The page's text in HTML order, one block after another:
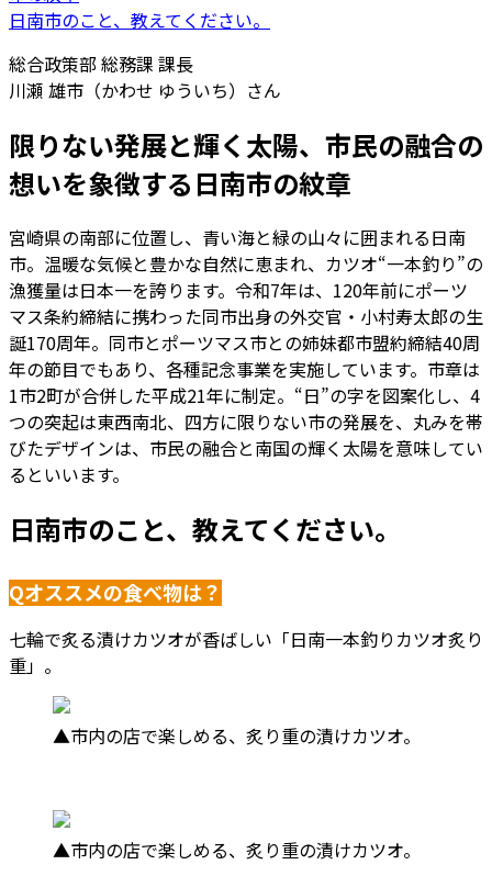
日南市のこと、教えてください。
総合政策部 総務課 課長
川瀬 雄市（かわせ ゆういち）さん
限りない発展と輝く太陽、市民の融合の
想いを象徴する日南市の紋章
宮崎県の南部に位置し、青い海と緑の山々に囲まれる日南
市。温暖な気候と豊かな自然に恵まれ、カツオ“一本釣り”の
漁獲量は日本一を誇ります。令和7年は、120年前にポーツ
マス条約締結に携わった同市出身の外交官・小村寿太郎の生
誕170周年。同市とポーツマス市との姉妹都市盟約締結40周
年の節目でもあり、各種記念事業を実施しています。市章は
1市2町が合併した平成21年に制定。“日”の字を図案化し、4
つの突起は東西南北、四方に限りない市の発展を、丸みを帯
びたデザインは、市民の融合と南国の輝く太陽を意味してい
るといいます。
日南市のこと、教えてください。
Qオススメの食べ物は？
七輪で炙る漬けカツオが香ばしい「日南一本釣りカツオ炙り
重」。
▲市内の店で楽しめる、炙り重の漬けカツオ。
▲市内の店で楽しめる、炙り重の漬けカツオ。